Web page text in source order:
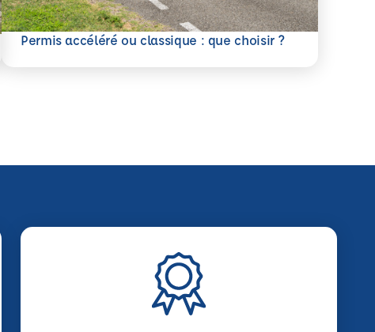
Permis accéléré ou classique : que choisir ?
En savoir plus